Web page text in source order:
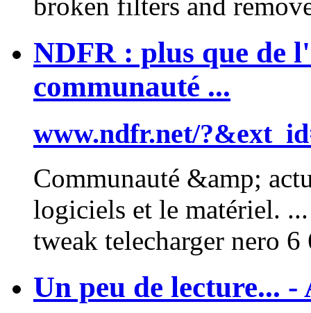
NDFR : plus que de
communauté ...
www.ndfr.net/
Communauté &amp;
logiciels et le matériel.
tweak telecharger nero
Un peu de lecture... -